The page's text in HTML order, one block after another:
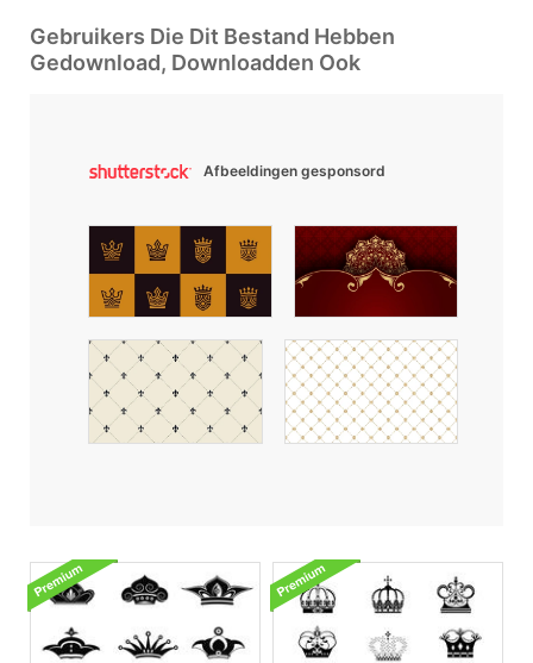
Gebruikers Die Dit Bestand Hebben
Gedownload, Downloadden Ook
Afbeeldingen gesponsord